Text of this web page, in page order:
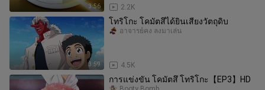
3:56 2.2K
3:59
โทริโกะ โคมัตสึได้ยินเสียงวัตถุดิบ
4.5K
อาจารย์คง ลงมาเล่น
การแข่งขัน โคมัตสึ โทริโกะ【EP3】HD